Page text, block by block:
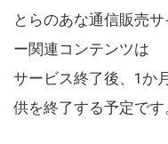
とらのあな通信販売
ー関連コンテンツは
サービス終了後、1か
供を終了する予定です